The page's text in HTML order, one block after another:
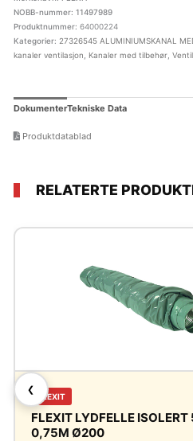
NOBB-nummer: 11497989
Produktnummer: 64000224
Kategorier: 27326545 ALUMINIUMSKANAL
kanaler ventilasjon
Kanaler med tilbehør,
DokumenterTekniske Data
Produktdatablad
RELATERTE
❮
FLEXIT
FLEXIT LYDFELLE
0,75M Ø200